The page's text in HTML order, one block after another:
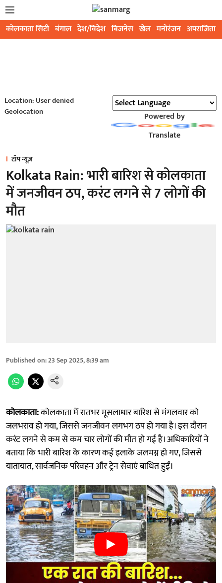
कोलकाता सिटी बंगाल देश/विदेश बिजनेस खेल मनोरंजन अपराजिता
Location: User denied
Geolocation
Powered by
Translate
टॉप न्यूज़
Kolkata Rain: भारी बारिश से कोलकाता
में जनजीवन ठप, करंट लगने से 7 लोगों की
मौत
Published on:23 Sep 2025, 8:39 am
कोलकाता:कोलकाता में रातभर मूसलाधार बारिश से मंगलवार को
जलभराव हो गया, जिससे जनजीवन लगभग ठप हो गया है। इस दौरान
करंट लगने से कम से कम चार लोगों की मौत हो गई है। अधिकारियों ने
बताया कि भारी बारिश के कारण कई इलाके जलमग्न हो गए, जिससे
यातायात, सार्वजनिक परिवहन और ट्रेन सेवाएं बाधित हुईं।